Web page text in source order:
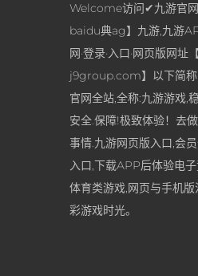
Welcome访问✔九游官网
baidu典ag】九游,九游
网·登录·入口·网页版网
j9group.com】以下简
官网全站,全称:九游游戏,
安全.保障!极致体验！去
事情.九游网页版入口,会
入口,下载APP后体验电
体育类游戏,网页与手机
彩游戏时光。